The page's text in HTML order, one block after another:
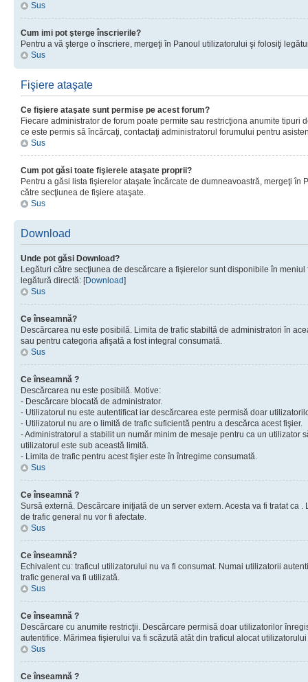
Sus
Cum imi pot şterge înscrierile?
Pentru a vă şterge o înscriere, mergeţi în Panoul utilizatorului şi folosiţi
Sus
Fişiere ataşate
Ce fişiere ataşate sunt permise pe acest forum?
Fiecare administrator de forum poate permite sau restricţiona anumite tipuri
ce este permis sâ încărcaţi, contactaţi administratorul forumului pentru
Sus
Cum pot găsi toate fişierele ataşate proprii?
Pentru a găsi lista fişierelor ataşate încărcate de dumneavoastră, mergeţi în
către secţiunea de fişiere ataşate.
Sus
Download
Unde pot găsi Download?
Legături către secţiunea de descărcare a fişierelor sunt disponibile în
legătură directă: [Download]
Sus
Ce înseamnă?
Descărcarea nu este posibilă. Limita de trafic stabiltă de administratori în
sau pentru categoria afişată a fost integral consumată.
Sus
Ce înseamnă ?
Descărcarea nu este posibilă. Motive:
- Descărcare blocată de administrator.
- Utilizatorul nu este autentificat iar descărcarea este permisă doar
- Utilizatorul nu are o limită de trafic suficientă pentru a descărca acest fişier.
- Administratorul a stabilit un număr minim de mesaje pentru ca un utilizator
utilizatorul este sub această limită.
- Limita de trafic pentru acest fişier este în întregime consumată.
Sus
Ce înseamnă ?
Sursă externă. Descărcare iniţiată de un server extern. Acesta va fi tratat ca
de trafic general nu vor fi afectate.
Sus
Ce înseamnă?
Echivalent cu: traficul utilizatorului nu va fi consumat. Numai utilizatorii
trafic general va fi utilizată.
Sus
Ce înseamnă ?
Descărcare cu anumite restricţii. Descărcare permisă doar utilizatorilor
autentifice. Mărimea fişierului va fi scăzută atât din traficul alocat
Sus
Ce înseamnă ?